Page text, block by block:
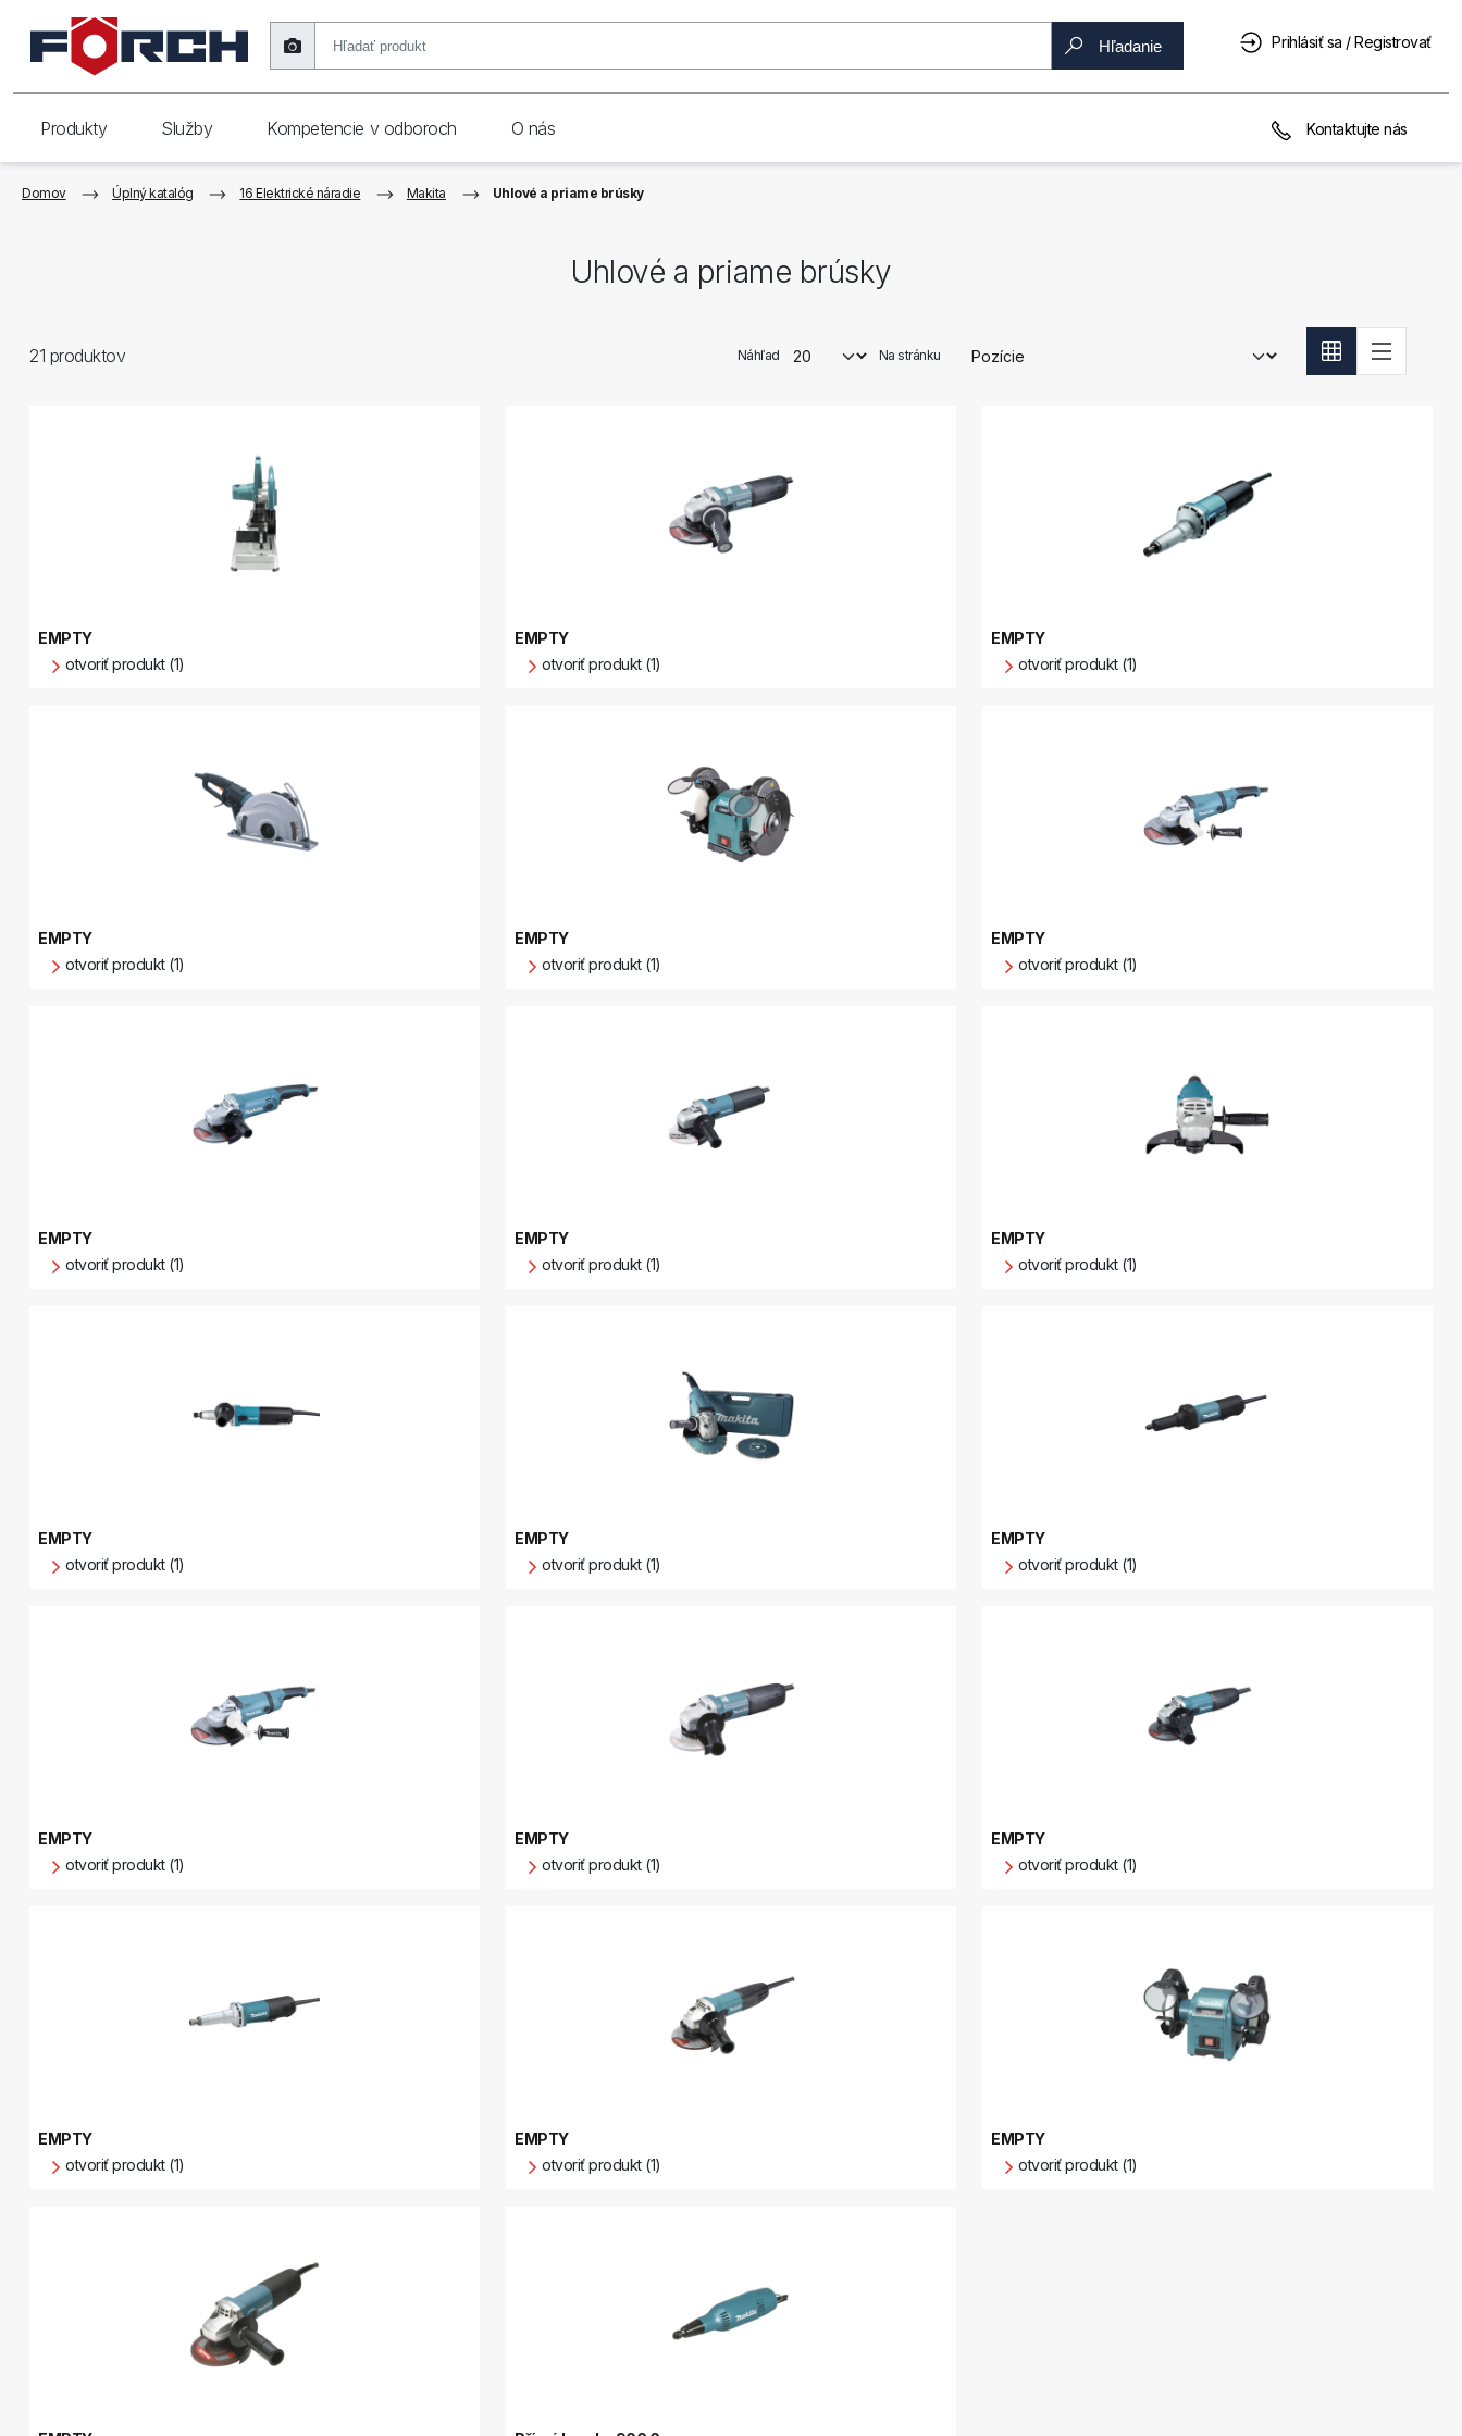
Hľadanie Prihlásiť sa / Registrovať
Produkty Služby Kompetencie v odboroch O nás Kontaktujte nás
Domov Úplný katalóg 16 Elektrické náradie Makita Uhlové a priame brúsky
Uhlové a priame brúsky
21 produktov Náhľad Na stránku
EMPTY
otvoriť produkt (1)
EMPTY
otvoriť produkt (1)
EMPTY
otvoriť produkt (1)
EMPTY
otvoriť produkt (1)
EMPTY
otvoriť produkt (1)
EMPTY
otvoriť produkt (1)
EMPTY
otvoriť produkt (1)
EMPTY
otvoriť produkt (1)
EMPTY
otvoriť produkt (1)
EMPTY
otvoriť produkt (1)
EMPTY
otvoriť produkt (1)
EMPTY
otvoriť produkt (1)
EMPTY
otvoriť produkt (1)
EMPTY
otvoriť produkt (1)
EMPTY
otvoriť produkt (1)
EMPTY
otvoriť produkt (1)
EMPTY
otvoriť produkt (1)
EMPTY
otvoriť produkt (1)